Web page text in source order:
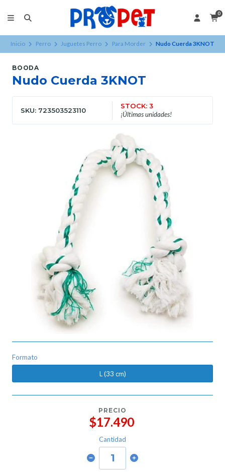
0
Inicio Perro Juguetes Perro Para Morder Nudo Cuerda 3KNOT
BOODA
Nudo Cuerda 3KNOT
SKU: 723503523110
STOCK: 3
¡Últimas unidades!
Formato
L (33 cm)
PRECIO
$17.490
Cantidad